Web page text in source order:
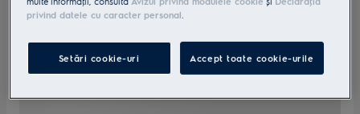
privind datele cu caracter personal.
Setări cookie-uri Accept toate cookie-urile